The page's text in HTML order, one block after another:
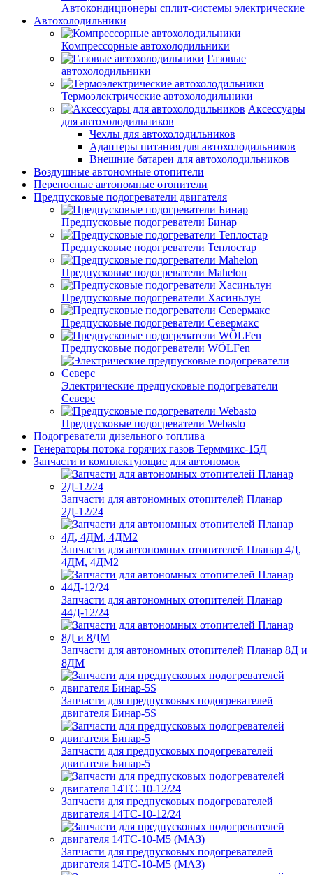
Автокондиционеры сплит-системы электрические
Автохолодильники
Компрессорные автохолодильники
Газовые
автохолодильники
Термоэлектрические автохолодильники
Аксессуары
для автохолодильников
Чехлы для автохолодильников
Адаптеры питания для автохолодильников
Внешние батареи для автохолодильников
Воздушные автономные отопители
Переносные автономные отопители
Предпусковые подогреватели двигателя
Предпусковые подогреватели Бинар
Предпусковые подогреватели Теплостар
Предпусковые подогреватели Mahelon
Предпусковые подогреватели Хасиньлун
Предпусковые подогреватели Севермакс
Предпусковые подогреватели WÖLFen
Электрические предпусковые подогреватели
Северс
Предпусковые подогреватели Webasto
Подогреватели дизельного топлива
Генераторы потока горячих газов Терммикс-15Д
Запчасти и комплектующие для автономок
Запчасти для автономных отопителей Планар
2Д-12/24
Запчасти для автономных отопителей Планар 4Д,
4ДМ, 4ДМ2
Запчасти для автономных отопителей Планар
44Д-12/24
Запчасти для автономных отопителей Планар 8Д и
8ДМ
Запчасти для предпусковых подогревателей
двигателя Бинар-5S
Запчасти для предпусковых подогревателей
двигателя Бинар-5
Запчасти для предпусковых подогревателей
двигателя 14ТС-10-12/24
Запчасти для предпусковых подогревателей
двигателя 14ТС-10-М5 (МАЗ)